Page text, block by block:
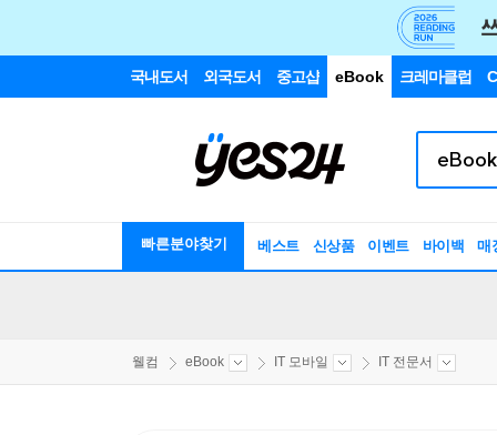
국내도서 외국도서 중고샵 eBook 크레마클럽
빠른분야찾기 베스트 신상품 이벤트 바이백 매
웰컴 eBook IT 모바일 IT 전문서